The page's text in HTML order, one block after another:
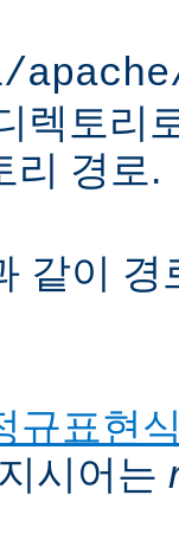
렉토리
리 경로.
같이 경
규표현
시어는